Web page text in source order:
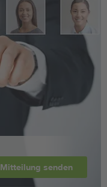
Mitteilung senden